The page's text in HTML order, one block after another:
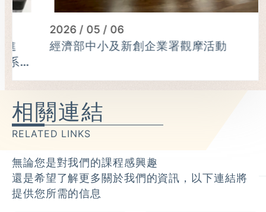
2026 / 05 / 06
經濟部中小及新創企業署觀摩活動
相關連結
RELATED LINKS
無論您是對我們的課程感興趣
還是希望了解更多關於我們的資訊，以下連結將
提供您所需的信息